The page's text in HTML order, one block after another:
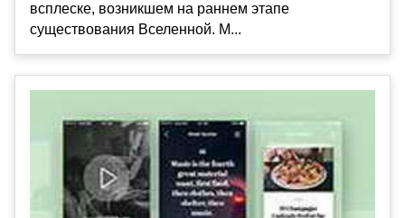
всплеске, возникшем на раннем этапе
существования Вселенной. М...